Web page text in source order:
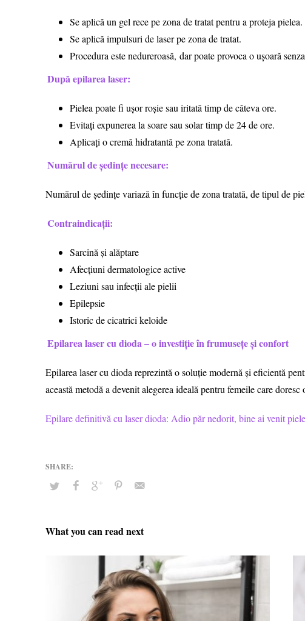
Se aplică un gel rece pe zona de tratat pentru a proteja pielea.
Se aplică impulsuri de laser pe zona de tratat.
Procedura este nedureroasă, dar poate provoca o ușoară
După epilarea laser:
Pielea poate fi ușor roșie sau iritată timp de câteva ore.
Evitați expunerea la soare sau solar timp de 24 de ore.
Aplicați o cremă hidratantă pe zona tratată.
Numărul de ședințe necesare:
Numărul de ședințe variază în funcție de zona tratată, de tipul de
Contraindicații:
Sarcină și alăptare
Afecțiuni dermatologice active
Leziuni sau infecții ale pielii
Epilepsie
Istoric de cicatrici keloide
Epilarea laser cu dioda – o investiție în frumusețe și confort
Epilarea laser cu dioda reprezintă o soluție modernă și eficientă
această metodă a devenit alegerea ideală pentru femeile care
Epilare definitivă cu laser dioda: Adio păr nedorit, bine ai venit
What you can read next